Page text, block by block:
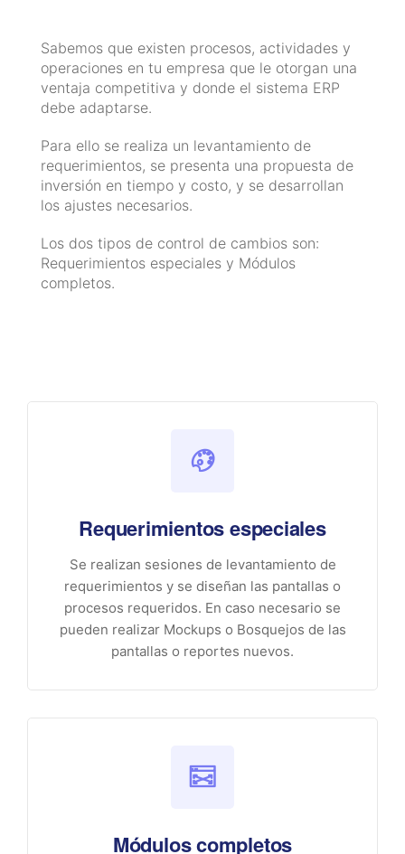
Sabemos que existen procesos, actividades y
operaciones en tu empresa que le otorgan una
ventaja competitiva y donde el sistema ERP
debe adaptarse.
Para ello se realiza un levantamiento de
requerimientos, se presenta una propuesta de
inversión en tiempo y costo, y se desarrollan
los ajustes necesarios.
Los dos tipos de control de cambios son:
Requerimientos especiales y Módulos
completos.
Requerimientos especiales
Se realizan sesiones de levantamiento de
requerimientos y se diseñan las pantallas o
procesos requeridos. En caso necesario se
pueden realizar Mockups o Bosquejos de las
pantallas o reportes nuevos.
Módulos completos